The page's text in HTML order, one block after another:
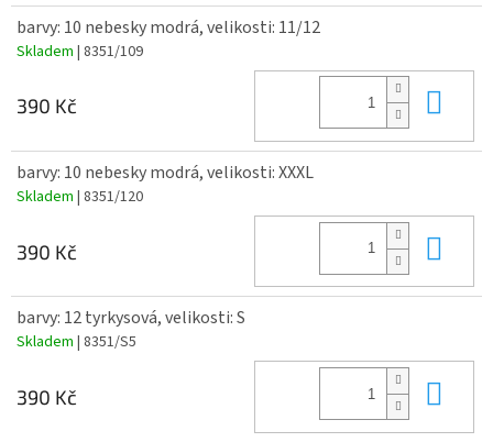
barvy: 10 nebesky modrá, velikosti: 11/12
Skladem | 8351/109
390 Kč
barvy: 10 nebesky modrá, velikosti: XXXL
Skladem | 8351/120
390 Kč
barvy: 12 tyrkysová, velikosti: S
Skladem | 8351/S5
390 Kč